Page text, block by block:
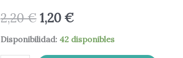
2,20€1,20€
Disponibilidad: 42 disponibles